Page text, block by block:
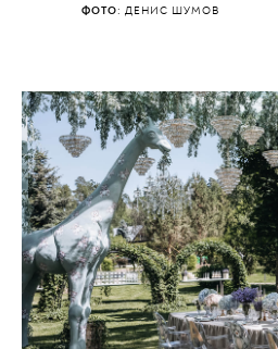
ФОТО: ДЕНИС ШУМОВ